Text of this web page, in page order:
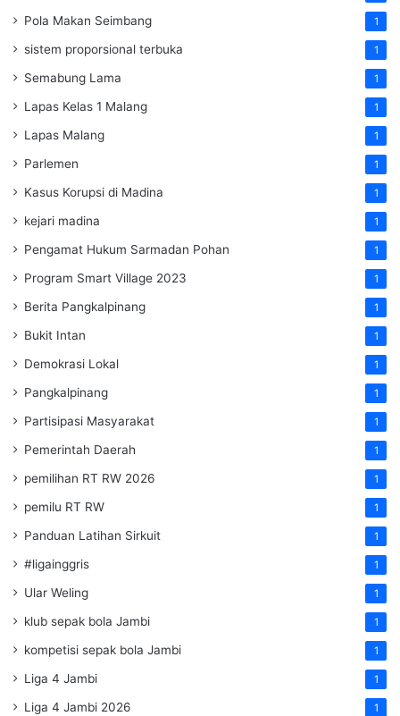
Pola Makan Seimbang 1
sistem proporsional terbuka 1
Semabung Lama 1
Lapas Kelas 1 Malang 1
Lapas Malang 1
Parlemen 1
Kasus Korupsi di Madina 1
kejari madina 1
Pengamat Hukum Sarmadan Pohan 1
Program Smart Village 2023 1
Berita Pangkalpinang 1
Bukit Intan 1
Demokrasi Lokal 1
Pangkalpinang 1
Partisipasi Masyarakat 1
Pemerintah Daerah 1
pemilihan RT RW 2026 1
pemilu RT RW 1
Panduan Latihan Sirkuit 1
#ligainggris 1
Ular Weling 1
klub sepak bola Jambi 1
kompetisi sepak bola Jambi 1
Liga 4 Jambi 1
Liga 4 Jambi 2026 1